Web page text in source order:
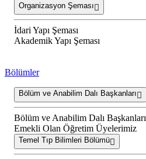
Organizasyon Şeması
İdari Yapı Şeması
Akademik Yapı Şeması
Bölümler
Bölüm ve Anabilim Dalı Başkanları
Bölüm ve Anabilim Dalı Başkanları
Emekli Olan Öğretim Üyelerimiz
Temel Tıp Bilimleri Bölümü